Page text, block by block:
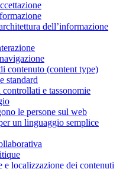
dell’informazione
contenuto (content type)
standard
e tassonomie
le persone sul web
un linguaggio semplice
e localizzazione dei contenuti